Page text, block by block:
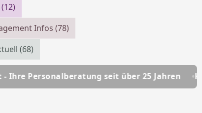
(12)
Infos (78)
(68)
seit über 25 Jahren HSC